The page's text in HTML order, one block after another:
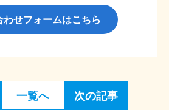
わせフォームはこちら
一覧へ 次の記事